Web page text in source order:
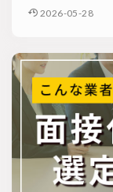
2026-05-28